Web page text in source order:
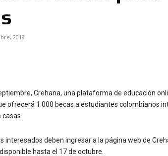
2019
Crehana, una plataforma de educación
ofrecerá 1.000 becas a estudiantes colombianos
interesados deben ingresar a la página web de
hasta el 17 de octubre.